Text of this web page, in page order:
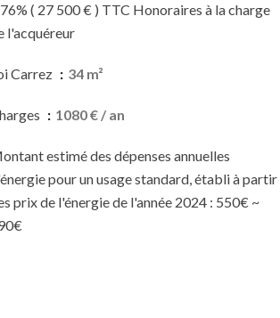
( 27 500 € ) TTC Honoraires à la charge
l'acquéreur
Carrez 34 m²
1080 € / an
estimé des dépenses annuelles
pour un usage standard, établi à partir
prix de l'énergie de l'année 2024 : 550€ ~